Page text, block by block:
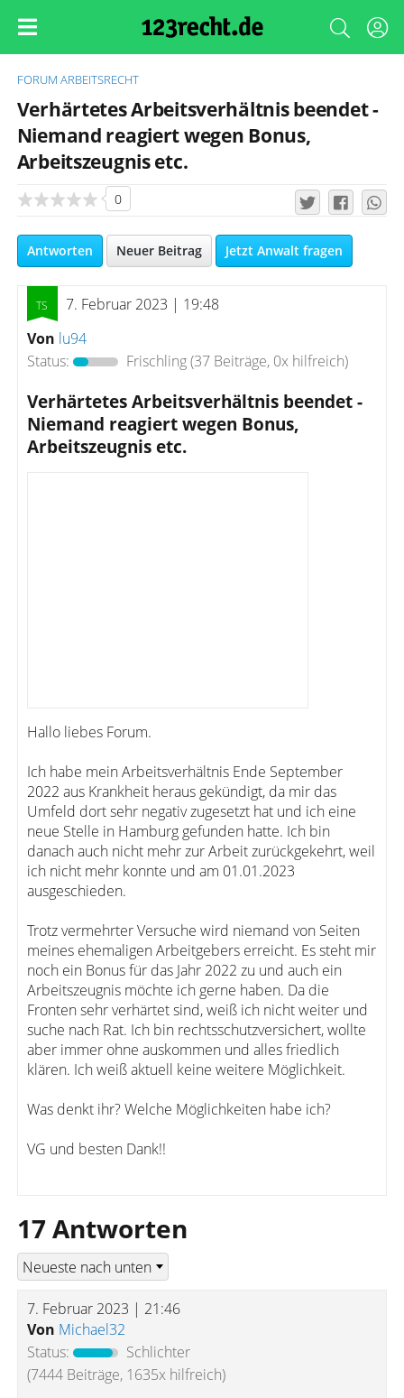
FORUM ARBEITSRECHT
Verhärtetes Arbeitsverhältnis beendet -
Niemand reagiert wegen Bonus,
Arbeitszeugnis etc.
0
Antworten Neuer Beitrag Jetzt Anwalt fragen
7. Februar 2023 | 19:48
Von lu94
Status:
Frischling(37 Beiträge, 0x hilfreich)
Verhärtetes Arbeitsverhältnis beendet -
Niemand reagiert wegen Bonus,
Arbeitszeugnis etc.
Hallo liebes Forum.
Ich habe mein Arbeitsverhältnis Ende September
2022 aus Krankheit heraus gekündigt, da mir das
Umfeld dort sehr negativ zugesetzt hat und ich eine
neue Stelle in Hamburg gefunden hatte. Ich bin
danach auch nicht mehr zur Arbeit zurückgekehrt, weil
ich nicht mehr konnte und am 01.01.2023
ausgeschieden.
Trotz vermehrter Versuche wird niemand von Seiten
meines ehemaligen Arbeitgebers erreicht. Es steht mir
noch ein Bonus für das Jahr 2022 zu und auch ein
Arbeitszeugnis möchte ich gerne haben. Da die
Fronten sehr verhärtet sind, weiß ich nicht weiter und
suche nach Rat. Ich bin rechtsschutzversichert, wollte
aber immer ohne auskommen und alles friedlich
klären. Ich weiß aktuell keine weitere Möglichkeit.
Was denkt ihr? Welche Möglichkeiten habe ich?
VG und besten Dank!!
17 Antworten
7. Februar 2023 | 21:46
Von Michael32
Status:
Schlichter
(7444 Beiträge, 1635x hilfreich)